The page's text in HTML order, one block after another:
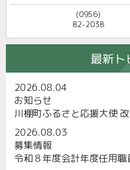
(0956)
82-2038
最新ト
2026.08.04
お知らせ
川棚町ふるさと応援大使
2026.08.03
募集情報
令和８年度会計年度任用